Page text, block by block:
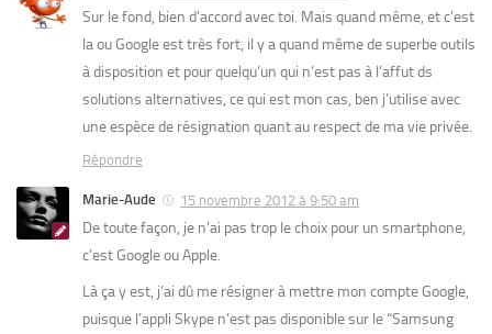
Sur le fond, bien d’accord avec toi. Mais quand même, et c’est
la ou Google est très fort, il y a quand même de superbe outils
à disposition et pour quelqu’un qui n’est pas à l’affut ds
solutions alternatives, ce qui est mon cas, ben j’utilise avec
une espèce de résignation quant au respect de ma vie privée.
Répondre
Marie-Aude 15 novembre 2012 à 9:50 am
De toute façon, je n’ai pas trop le choix pour un smartphone,
c’est Google ou Apple.
Là ça y est, j’ai dû me résigner à mettre mon compte Google,
puisque l’appli Skype n’est pas disponible sur le “Samsung